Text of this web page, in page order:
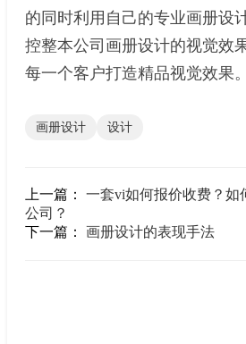
的同时利用自己的专业画册设
控整本公司画册设计的视觉效
每一个客户打造精品视觉效果。
画册设计 设计
上一篇： 一套vi如何报价收费？如
公司？
下一篇： 画册设计的表现手法